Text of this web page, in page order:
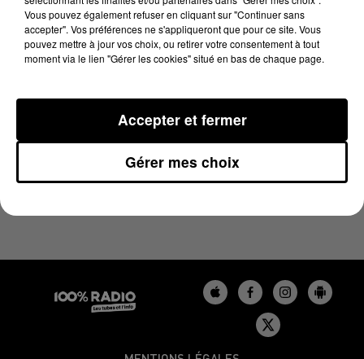
18 avril 2024 - 4 min 10 sec
LES INFOS DU BÉARN DU 18/04/2024 À 08H30
Vous pouvez également refuser en cliquant sur "Continuer sans
accepter". Vos préférences ne s'appliqueront que pour ce site. Vous
pouvez mettre à jour vos choix, ou retirer votre consentement à tout
moment via le lien "Gérer les cookies" situé en bas de chaque page.
Gérer mes choix
Accepter et fermer